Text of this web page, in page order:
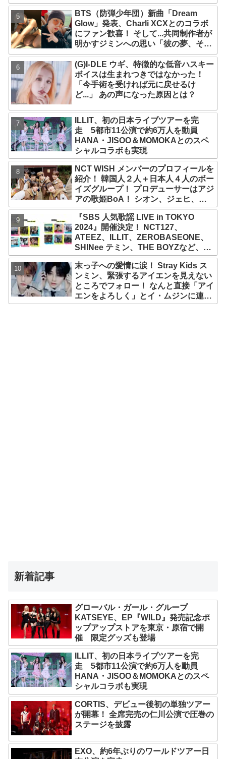
たちが時間がないと言っているのは全
部嘘」
BTS（防弾少年団）新曲「Dream
Glow」発表、Charli XCXとのコラボ
にファン歓喜！ そして...共同制作者が
明かすジミンへの思い「彼の夢、そし
て彼の絶望から生まれた歌」
(G)I-DLE ウギ、特徴的な低音ハスキー
ボイスは生まれつきではなかった！
「今手術を受ければ元に戻せるけ
ど...」 あの声になった原因とは？
ILLIT、初の日本ライブツアーを完
走 5都市11公演で約6万人を動員
HANA・JISOO＆MOMOKAとのスペ
シャルコラボも実現
NCT WISH メンバーのプロフィールを
紹介！ 韓国人２人＋日本人４人のボー
イズグループ！ プロデューサーはアジ
アの歌姫BoA！ シオン、ジェヒ、リ
ク、ユウシ、リョウ、サクヤの魅力を
徹底解説
『SBS 人気歌謡 LIVE in TOKYO
2024』開催決定！ NCT127、
ATEEZ、ILLIT、ZEROBASEONE、
SHINee テミン、THE BOYZなど、豪
華アーティスト出演決定！ 10月12
日・13日、さいたまスーパーアリーナ
にて
末っ子への愛情に涙！ Stray Kids ス
ンミン、緊張するアイエンを見えない
ところでフォロー！ なんと直接「アイ
エンをよろしく」とイ・ムジンに連
絡… 愛にあふれたエピソードにファン
新着記事
グローバル・ガール・グループ
KATSEYE、EP『WILD』発売記念ポ
ップアップストアを東京・原宿で開
催 限定グッズも登場
ILLIT、初の日本ライブツアーを完
走 5都市11公演で約6万人を動員
HANA・JISOO＆MOMOKAとのスペ
シャルコラボも実現
CORTIS、デビュー後初の単独ツアー
が開幕！ 全席完売の仁川公演で圧巻の
ステージを披露
EXO、約6年ぶりのワールドツアー日